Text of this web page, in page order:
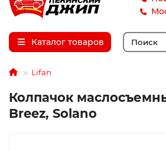
Каталог товаров
Lifan
Колпачок
Breez, Solano